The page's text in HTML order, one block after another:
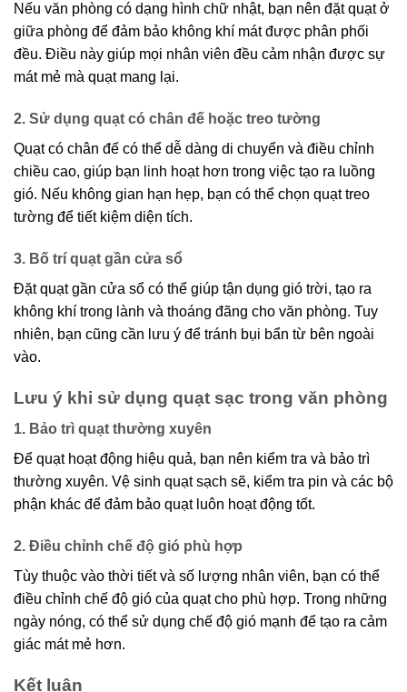
Nếu văn phòng có dạng hình chữ nhật, bạn nên đặt quạt ở
giữa phòng để đảm bảo không khí mát được phân phối
đều. Điều này giúp mọi nhân viên đều cảm nhận được sự
mát mẻ mà quạt mang lại.
2. Sử dụng quạt có chân đế hoặc treo tường
Quạt có chân đế có thể dễ dàng di chuyển và điều chỉnh
chiều cao, giúp bạn linh hoạt hơn trong việc tạo ra luồng
gió. Nếu không gian hạn hẹp, bạn có thể chọn quạt treo
tường để tiết kiệm diện tích.
3. Bố trí quạt gần cửa sổ
Đặt quạt gần cửa sổ có thể giúp tận dụng gió trời, tạo ra
không khí trong lành và thoáng đãng cho văn phòng. Tuy
nhiên, bạn cũng cần lưu ý để tránh bụi bẩn từ bên ngoài
vào.
Lưu ý khi sử dụng quạt sạc trong văn phòng
1. Bảo trì quạt thường xuyên
Để quạt hoạt động hiệu quả, bạn nên kiểm tra và bảo trì
thường xuyên. Vệ sinh quạt sạch sẽ, kiểm tra pin và các bộ
phận khác để đảm bảo quạt luôn hoạt động tốt.
2. Điều chỉnh chế độ gió phù hợp
Tùy thuộc vào thời tiết và số lượng nhân viên, bạn có thể
điều chỉnh chế độ gió của quạt cho phù hợp. Trong những
ngày nóng, có thể sử dụng chế độ gió mạnh để tạo ra cảm
giác mát mẻ hơn.
Kết luận